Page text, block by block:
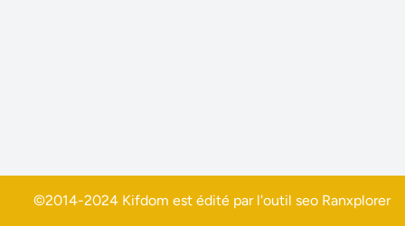
©2014-2024 Kifdom est édité par l'outil seo Ranxplorer